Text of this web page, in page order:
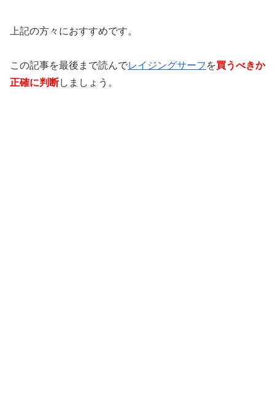
上記の方々におすすめです。
この記事を最後まで読んでレイジングサーフ を買うべきか
正確に判断しましょう。